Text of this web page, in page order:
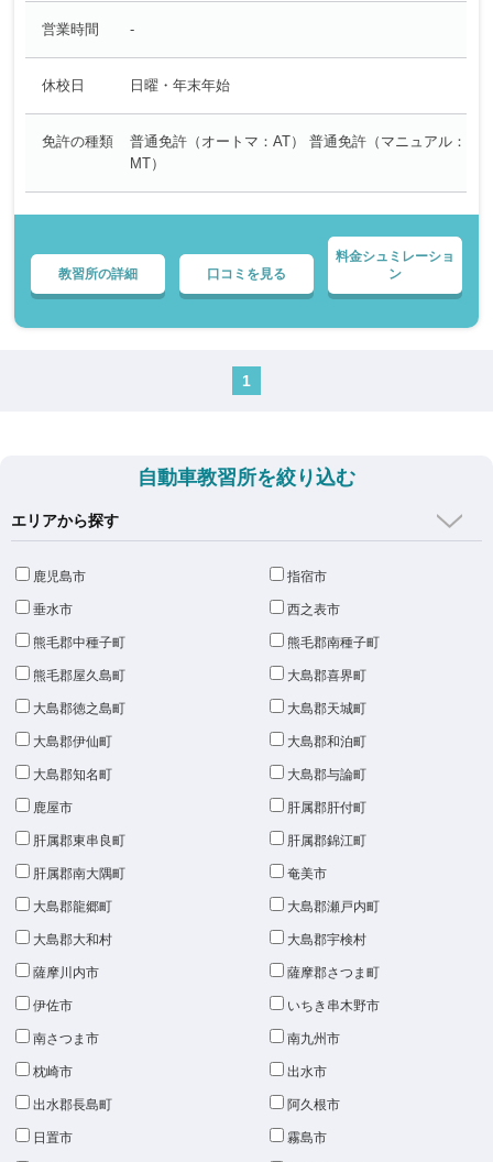
営業時間 -
休校日 日曜・年末年始
免許の種類
普通免許（オートマ：AT） 普通免許（マニュアル：
MT）
教習所の詳細 口コミを見る
料金シュミレーショ
ン
1
自動車教習所を絞り込む
エリアから探す
鹿児島市 指宿市
垂水市 西之表市
熊毛郡中種子町 熊毛郡南種子町
熊毛郡屋久島町 大島郡喜界町
大島郡徳之島町 大島郡天城町
大島郡伊仙町 大島郡和泊町
大島郡知名町 大島郡与論町
鹿屋市 肝属郡肝付町
肝属郡東串良町 肝属郡錦江町
肝属郡南大隅町 奄美市
大島郡龍郷町 大島郡瀬戸内町
大島郡大和村 大島郡宇検村
薩摩川内市 薩摩郡さつま町
伊佐市 いちき串木野市
南さつま市 南九州市
枕崎市 出水市
出水郡長島町 阿久根市
日置市 霧島市